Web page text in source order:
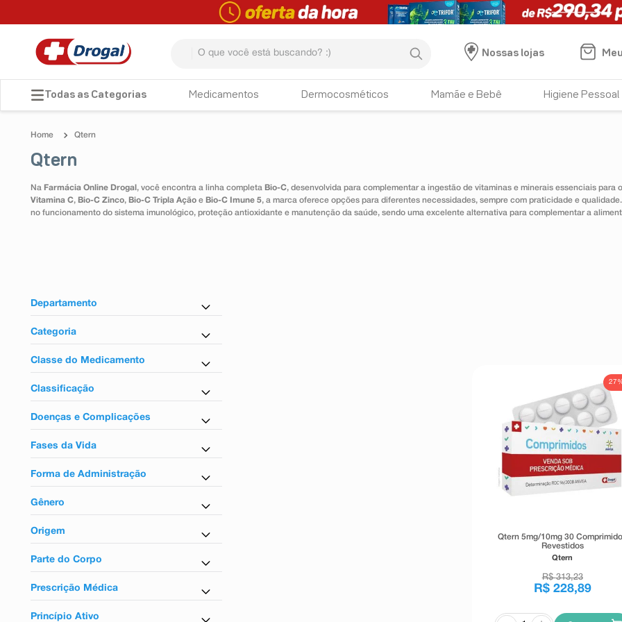
Nossas lojas
Medicamentos Dermocosméticos Mamãe e Bebê Higiene Pessoal
Qtern
Qtern
Na Farmácia Online Drogal , você encontra a linha completa Bio-C, desenvolvida para complementar a ingestão de vitaminas e minerais essenciais
Vitamina C, Bio-C Zinco, Bio-C Tripla Ação e Bio-C Imune 5, a marca oferece opções para diferentes necessidades, sempre com praticidade e
no funcionamento do sistema imunológico, proteção antioxidante e manutenção da saúde, sendo uma excelente alternativa para complementar a
Departamento
Medicamentos
Categoria
Antidiabético
Classe do Medicamento
Antidiabéticos
Classificação
Tarja vermelha
Doenças e Complicações
Para diabetes
Fases da Vida
Para adultos
Forma de Administração
Uso oral
Gênero
Unissex
Origem
Nacional
Parte do Corpo
Para o sistema circulatório
Prescrição Médica
Sim
Princípio Ativo
Qtern 5mg/10mg 30
Revestidos
Qtern
R$ 313,23
R$ 228,89
TERMOS MAIS BUSCADOS
4º lenço umedecido
5º tadalafila
9º esmalte
absorvente